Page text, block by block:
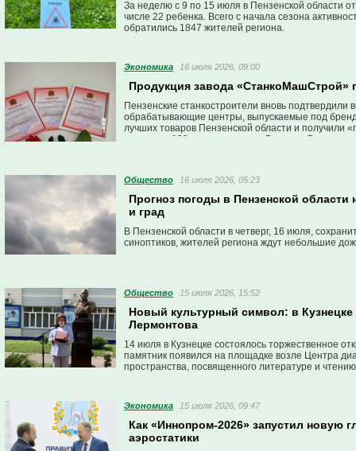
За неделю с 9 по 15 июля в Пензенской области
числе 22 ребенка. Всего с начала сезона
обратились 1847 жителей региона.
Экономика 16 июля 2026, 09:00
Продукция завода «СтанкоМашСтрой»
Пензенские станкостроители вновь подтвердили
обрабатывающие центры, выпускаемые под
лучших товаров Пензенской области и получили
конкурса «100 лучших товаров России». В этом
Общество 16 июля 2026, 05:23
Прогноз погоды в Пензенской
и град
В Пензенской области в четверг, 16 июля,
синоптиков, жителей региона ждут небольшие
Общество 15 июля 2026, 15:52
Новый культурный символ: в
Лермонтова
14 июля в Кузнецке состоялось торжественное
памятник появился на площадке возле Центра
пространства, посвященного литературе и
Экономика 15 июля 2026, 09:47
Как «Иннопром-2026» запустил новую
аэростатики